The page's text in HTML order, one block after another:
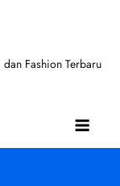
Fashion Terbaru